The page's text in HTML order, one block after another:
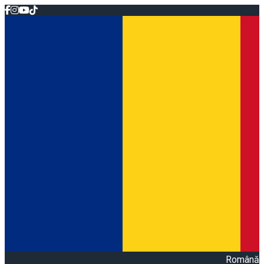
Română